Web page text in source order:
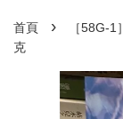
首頁 ›
［58G-
克